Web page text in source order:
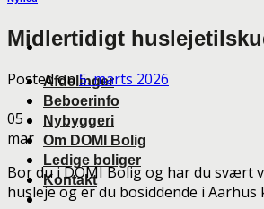
Afdelinger
Beboerinfo
Nybyggeri
Om DOMI Bolig
Ledige boliger
Kontakt
Midlertidigt
Posted on5. marts 2026
05
mar
Bor du i DOMI Bolig og har du svært
husleje og er du bosiddende i Aarhus